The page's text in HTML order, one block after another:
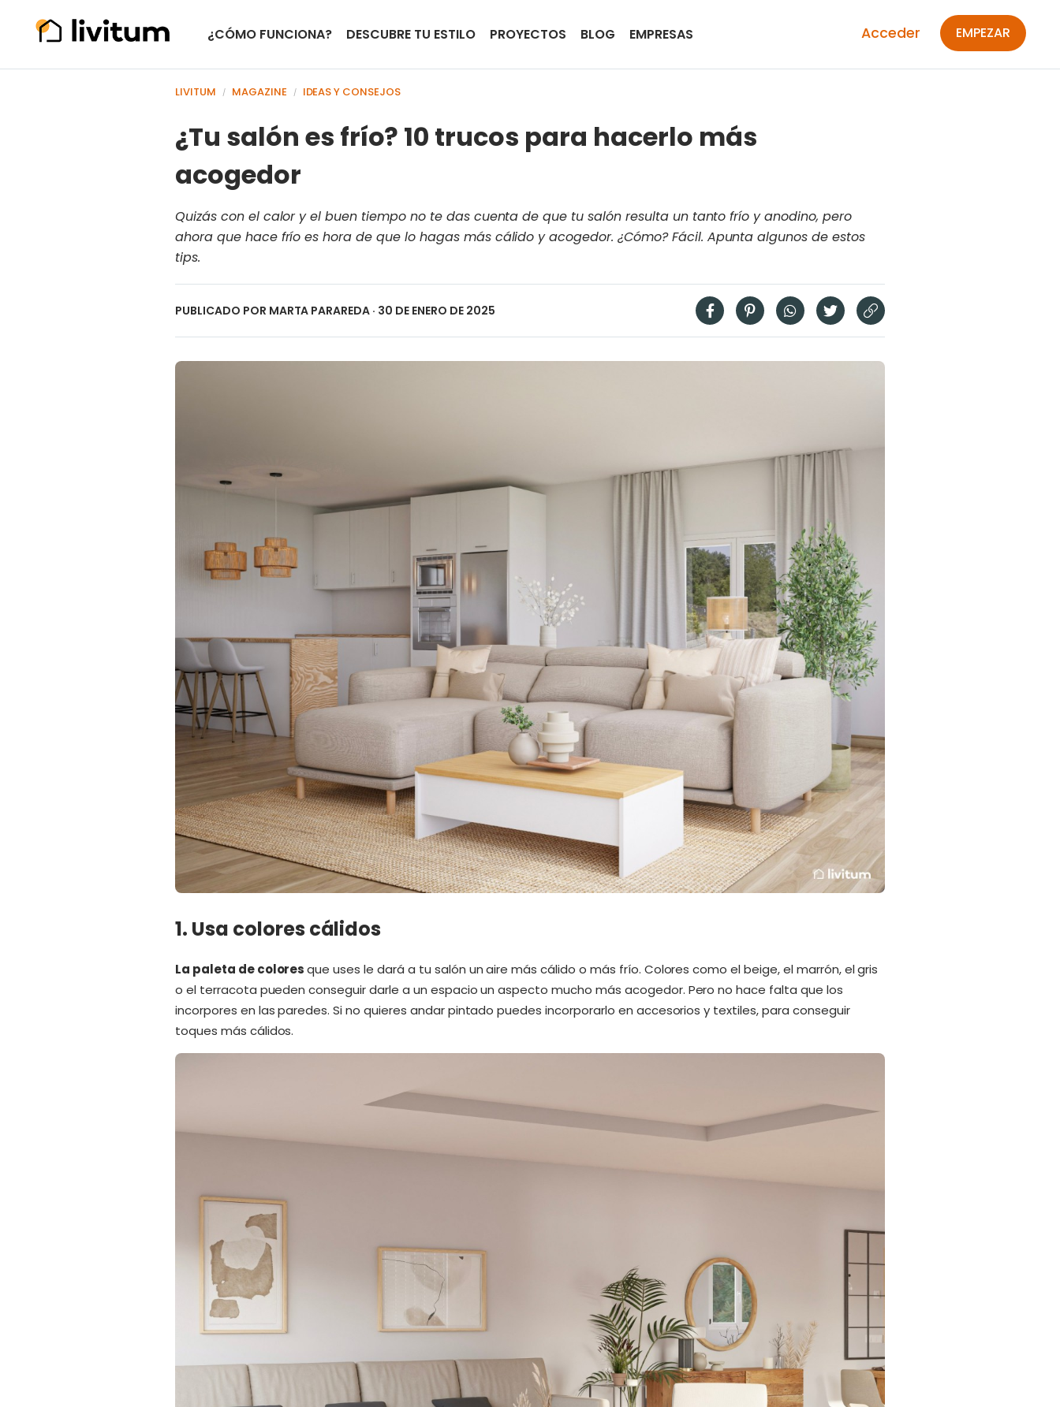
¿CÓMO FUNCIONA? DESCUBRE TU ESTILO PROYECTOS BLOG EMPRESAS EMPEZAR
Acceder
LIVITUM / MAGAZINE / IDEAS Y CONSEJOS
¿Tu salón es frío? 10 trucos para hacerlo más
acogedor
Quizás con el calor y el buen tiempo no te das cuenta de que tu salón resulta un tanto frío y anodino, pero
ahora que hace frío es hora de que lo hagas más cálido y acogedor. ¿Cómo? Fácil. Apunta algunos de estos
tips.
PUBLICADO POR MARTA PARAREDA · 30 DE ENERO DE 2025
1. Usa colores cálidos
La paleta de coloresque uses le dará a tu salón un aire más cálido o más frío. Colores como el beige, el marrón, el gris
o el terracota pueden conseguir darle a un espacio un aspecto mucho más acogedor. Pero no hace falta que los
incorpores en las paredes. Si no quieres andar pintado puedes incorporarlo en accesorios y textiles, para conseguir
toques más cálidos.